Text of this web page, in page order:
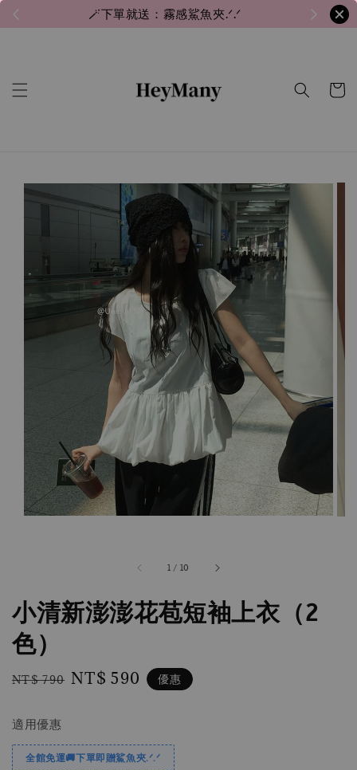
🪄下單就送：霧感鯊魚夾.ᐟ.ᐟ
1 / 10
小清新澎澎花苞短袖上衣（2
色）
Regular
NT$ 790 Sale
NT$ 590 優惠
適用優惠
全館免運🚚下單即贈鯊魚夾.ᐟ.ᐟ